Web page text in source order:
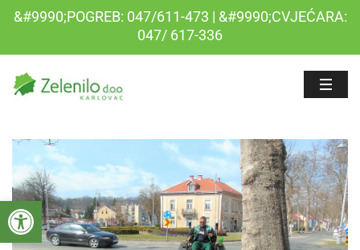
Open toolbar
&#9990;POGREB: 047/611-473 | &#9990;CVJEĆARA:
047/ 617-336